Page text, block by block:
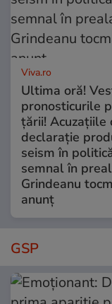
Viva.ro
Ultima oră!
pronosticurile
țării! Acuzațiile
declarație
seism în
semnal în
Grindeanu
anunț
GSP